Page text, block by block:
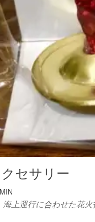
セサリー
上運行に合わせた花